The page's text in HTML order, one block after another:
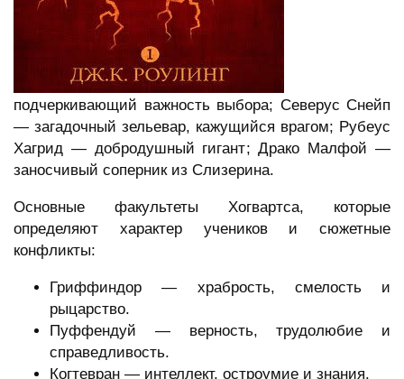
подчеркивающий важность выбора; Северус Снейп
— загадочный зельевар, кажущийся врагом; Рубеус
Хагрид — добродушный гигант; Драко Малфой —
заносчивый соперник из Слизерина.
Основные факультеты Хогвартса, которые
определяют характер учеников и сюжетные
конфликты:
Гриффиндор — храбрость, смелость и
рыцарство.
Пуффендуй — верность, трудолюбие и
справедливость.
Когтевран — интеллект, остроумие и знания.